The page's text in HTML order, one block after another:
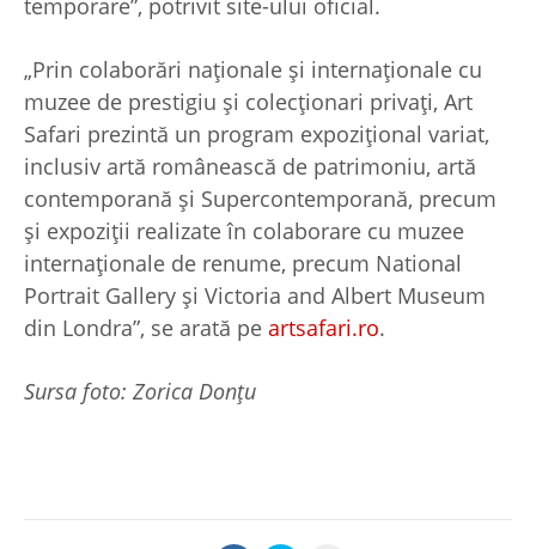
temporare”, potrivit site-ului oficial.
„Prin colaborări naționale și internaționale cu
muzee de prestigiu și colecționari privați, Art
Safari prezintă un program expozițional variat,
inclusiv artă românească de patrimoniu, artă
contemporană și Supercontemporană, precum
și expoziții realizate în colaborare cu muzee
internaționale de renume, precum National
Portrait Gallery și Victoria and Albert Museum
din Londra”, se arată pe artsafari.ro.
Sursa foto: Zorica Donțu